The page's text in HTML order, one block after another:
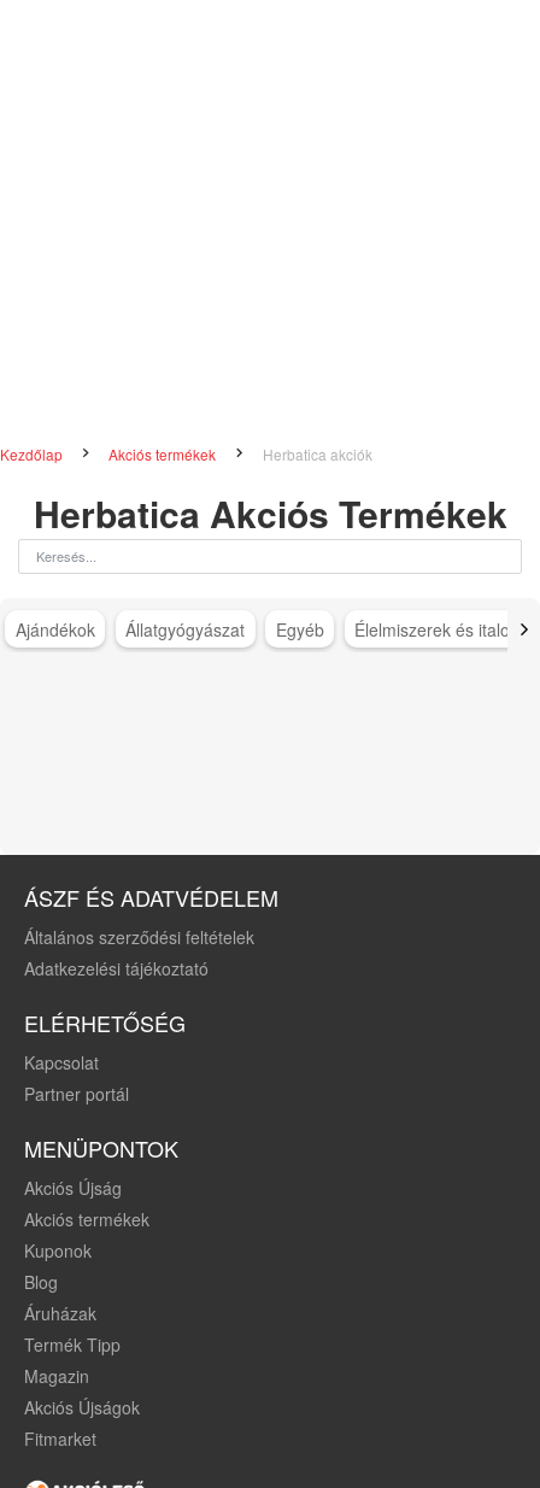
Kezdőlap Akciós termékek Herbatica akciók
Herbatica Akciós Termékek
Ajándékok Állatgyógyászat Egyéb Élelmiszerek és italok
ÁSZF ÉS ADATVÉDELEM
Általános szerződési feltételek
Adatkezelési tájékoztató
ELÉRHETŐSÉG
Kapcsolat
Partner portál
MENÜPONTOK
Akciós Újság
Akciós termékek
Kuponok
Blog
Áruházak
Termék Tipp
Magazin
Akciós Újságok
Fitmarket